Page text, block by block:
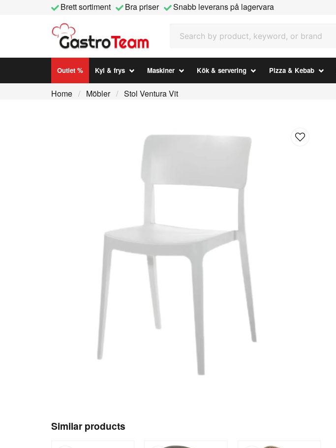
Brett sortiment Bra priser
Snabb leverans på lagervara
Outlet % Kyl & frys Maskiner Kök & servering Pizza & Kebab
Home Möbler Stol Ventura Vit
Similar products